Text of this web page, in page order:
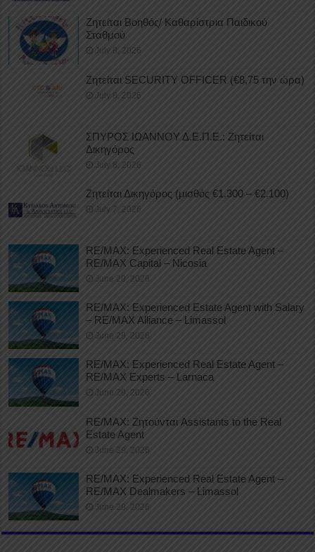
Ζητείται Βοηθός/ Καθαρίστρια Παιδικού
Σταθμού
July 8, 2026
Ζητείται SECURITY OFFICER (€8,75 την ώρα)
July 8, 2026
ΣΠΥΡΟΣ ΙΩΑΝΝΟΥ Δ.Ε.Π.Ε.: Ζητείται
Δικηγόρος
July 8, 2026
Ζητείται Δικηγόρος (μισθός €1.300 – €2.100)
July 7, 2026
RE/MAX: Experienced Real Estate Agent –
RE/MAX Capital – Nicosia
June 29, 2026
RE/MAX: Experienced Estate Agent with Salary
– RE/MAX Alliance – Limassol
June 29, 2026
RE/MAX: Experienced Real Estate Agent –
RE/MAX Experts – Larnaca
June 29, 2026
RE/MAX: Ζητούνται Assistants to the Real
Estate Agent
June 29, 2026
RE/MAX: Experienced Real Estate Agent –
RE/MAX Dealmakers – Limassol
June 29, 2026